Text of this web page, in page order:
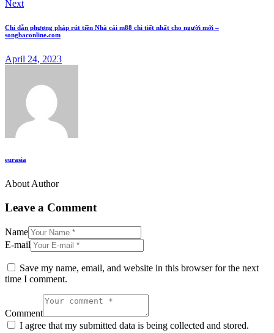
Next
Chỉ dẫn phương pháp rút tiền Nhà cái m88 chi tiết nhất cho người mới –
songbaconline.com
April 24, 2023
eurasia
About Author
Leave a Comment
Name
E-mail
Save my name, email, and website in this browser for the next
time I comment.
Comment
I agree that my submitted data is being collected and stored.